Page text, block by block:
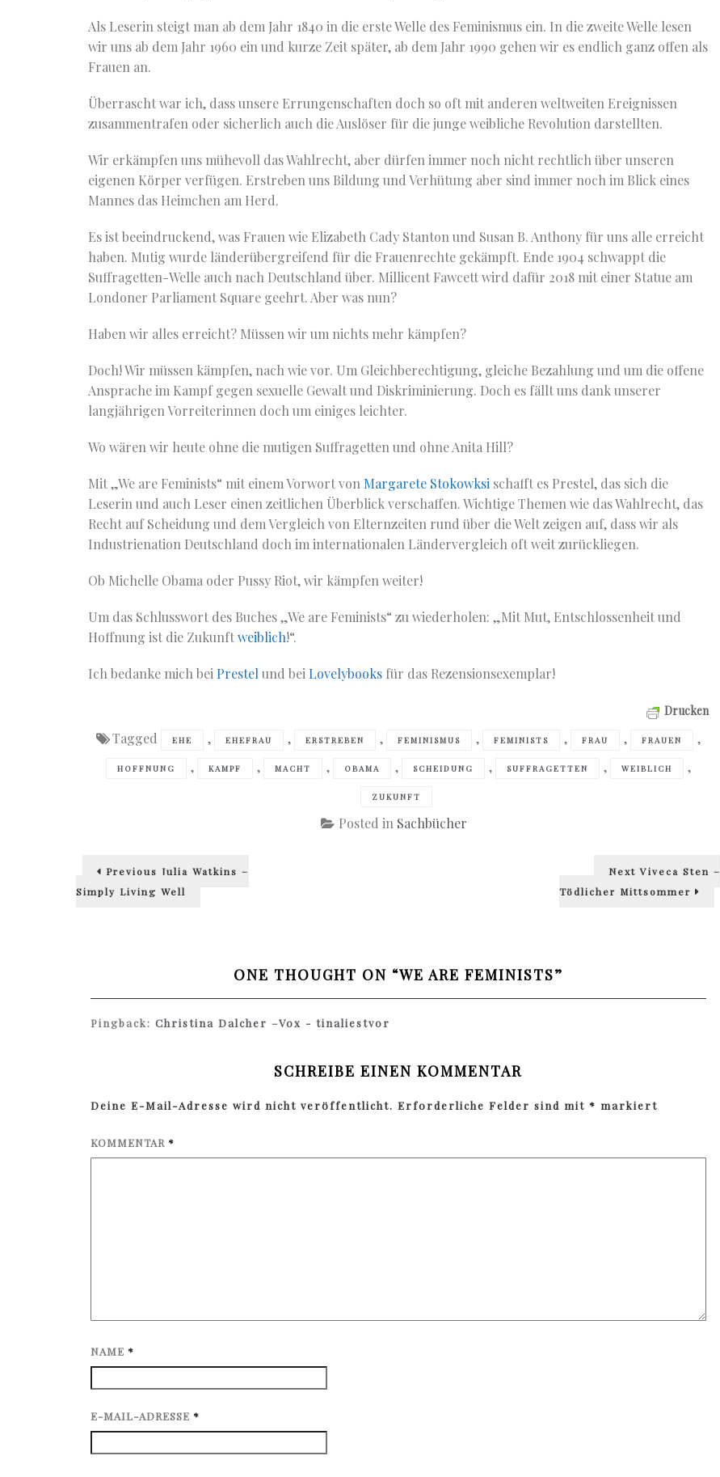
Als Leserin steigt man ab dem Jahr 1840 in die erste Welle des Feminismus ein. In die zweite Welle lesen
wir uns ab dem Jahr 1960 ein und kurze Zeit später, ab dem Jahr 1990 gehen wir es endlich ganz offen als
Frauen an.
Überrascht war ich, dass unsere Errungenschaften doch so oft mit anderen weltweiten Ereignissen
zusammentrafen oder sicherlich auch die Auslöser für die junge weibliche Revolution darstellten.
Wir erkämpfen uns mühevoll das Wahlrecht, aber dürfen immer noch nicht rechtlich über unseren
eigenen Körper verfügen. Erstreben uns Bildung und Verhütung aber sind immer noch im Blick eines
Mannes das Heimchen am Herd.
Es ist beeindruckend, was Frauen wie Elizabeth Cady Stanton und Susan B. Anthony für uns alle erreicht
haben. Mutig wurde länderübergreifend für die Frauenrechte gekämpft. Ende 1904 schwappt die
Suffragetten-Welle auch nach Deutschland über. Millicent Fawcett wird dafür 2018 mit einer Statue am
Londoner Parliament Square geehrt. Aber was nun?
Haben wir alles erreicht? Müssen wir um nichts mehr kämpfen?
Doch! Wir müssen kämpfen, nach wie vor. Um Gleichberechtigung, gleiche Bezahlung und um die offene
Ansprache im Kampf gegen sexuelle Gewalt und Diskriminierung. Doch es fällt uns dank unserer
langjährigen Vorreiterinnen doch um einiges leichter.
Wo wären wir heute ohne die mutigen Suffragetten und ohne Anita Hill?
Mit „We are Feminists“ mit einem Vorwort von Margarete Stokowksi schafft es Prestel, das sich die
Leserin und auch Leser einen zeitlichen Überblick verschaffen. Wichtige Themen wie das Wahlrecht, das
Recht auf Scheidung und dem Vergleich von Elternzeiten rund über die Welt zeigen auf, dass wir als
Industrienation Deutschland doch im internationalen Ländervergleich oft weit zurückliegen.
Ob Michelle Obama oder Pussy Riot, wir kämpfen weiter!
Um das Schlusswort des Buches „We are Feminists“ zu wiederholen: „Mit Mut, Entschlossenheit und
Hoffnung ist die Zukunftweiblich!“.
Ich bedanke mich bei Prestelund bei Lovelybooks für das Rezensionsexemplar!
Drucken
Tagged EHE , EHEFRAU , ERSTREBEN , FEMINISMUS , FEMINISTS , FRAU , FRAUEN ,
HOFFNUNG , KAMPF , MACHT , OBAMA , SCHEIDUNG , SUFFRAGETTEN , WEIBLICH ,
ZUKUNFT
Posted in Sachbücher
Beitragsnavigation
Previous Previous
Julia Watkins –
Simply Living Well
Next Next
Viveca Sten –
Tödlicher Mittsommer
ONE THOUGHT ON “WE ARE FEMINISTS”
Pingback:Christina Dalcher –Vox - tinaliestvor
SCHREIBE EINEN KOMMENTAR
Deine E-Mail-Adresse wird nicht veröffentlicht. Erforderliche Felder sind mit * markiert
KOMMENTAR *
NAME *
E-MAIL-ADRESSE *